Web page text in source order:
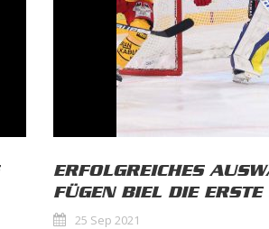
ERFOLGREICHES
FÜGEN BIEL DIE
25 Sep 2021